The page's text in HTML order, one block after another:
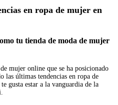
en ropa de mujer en
tu tienda de moda de mujer
mujer online que se ha posicionado
las últimas tendencias en ropa de
gusta estar a la vanguardia de la